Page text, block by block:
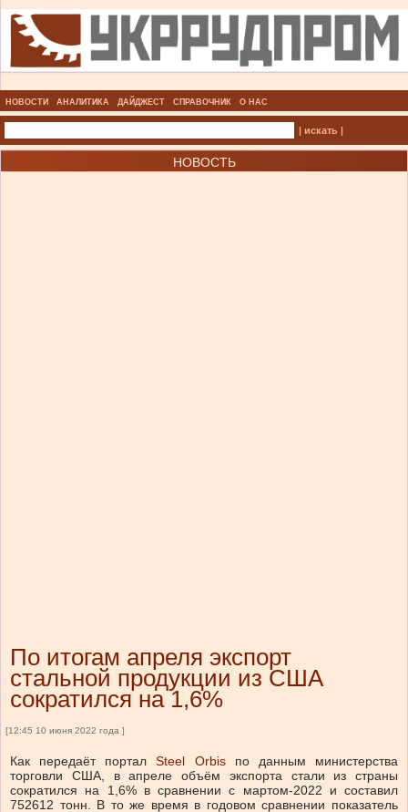
НОВОСТИ АНАЛИТИКА ДАЙДЖЕСТ СПРАВОЧНИК О НАС
| искать |
НОВОСТЬ
По итогам апреля экспорт
стальной продукции из США
сократился на 1,6%
[12:45 10 июня 2022 года ]
Как передаёт портал Steel Orbisпо данным министерства
торговли США, в апреле объём экспорта стали из страны
сократился на 1,6% в сравнении с мартом-2022 и составил
752612 тонн. В то же время в годовом сравнении показатель